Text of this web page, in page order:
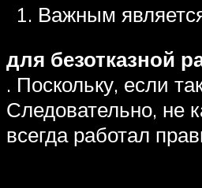
Важным
для безотказной
. Поскольку, если
Следовательно, не
всегда работал